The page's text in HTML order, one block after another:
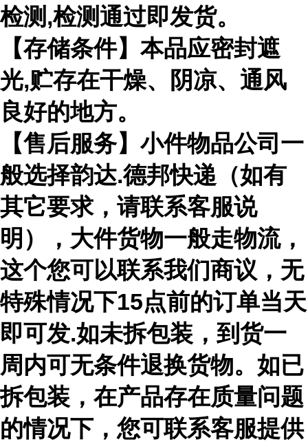
检测,检测通过即发货。
【存储条件】本品应密封遮
光,贮存在干燥、阴凉、通风
良好的地方。
【售后服务】小件物品公司一
般选择韵达.德邦快递（如有
其它要求，请联系客服说
明），大件货物一般走物流，
这个您可以联系我们商议，无
特殊情况下15点前的订单当天
即可发.如未拆包装，到货一
周内可无条件退换货物。如已
拆包装，在产品存在质量问题
的情况下，您可联系客服提供